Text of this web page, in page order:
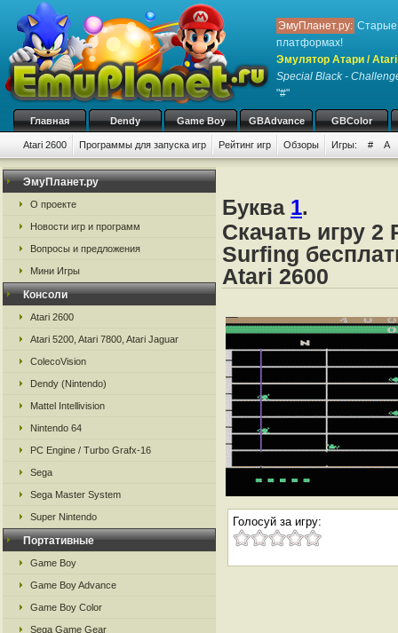
ЭмуПланет.ру: Старые
платформах!
Эмулятор Атари /
Special Black -
"#"
Главная Dendy Game Boy GBAdvance GBColor
Atari 2600 Программы для запуска игр Рейтинг игр Обзоры Игры: # A
ЭмуПланет.ру
О проекте
Новости игр и программ
Вопросы и предложения
Мини Игры
Консоли
Atari 2600
Atari 5200, Atari 7800, Atari Jaguar
ColecoVision
Dendy (Nintendo)
Mattel Intellivision
Nintendo 64
PC Engine / Turbo Grafx-16
Sega
Sega Master System
Super Nintendo
Портативные
Game Boy
Game Boy Advance
Game Boy Color
Sega Game Gear
Буква 1.
Скачать игру
Surfing
Atari 2600
Голосуй за игру: